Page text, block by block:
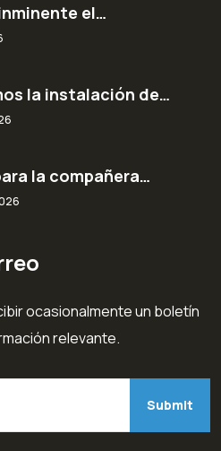
el…
la instalación de…
la compañera…
ocasionalmente un boletín
relevante.